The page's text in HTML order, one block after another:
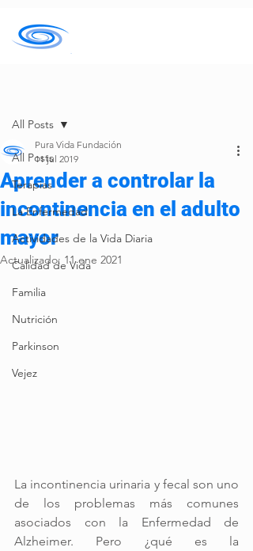
All Posts
Terapias
La Enfermedad
Actividades de la Vida Diaria
Calidad de Vida
Familia
Nutrición
Parkinson
Vejez
All Posts
Aprender a controlar la
incontinencia en el adulto
mayor
Pura Vida Fundación
11 jul 2019
Actualizado: 11 ene 2021
La incontinencia urinaria y fecal son uno
de los problemas más comunes
asociados con la Enfermedad de
Alzheimer. Pero ¿qué es la